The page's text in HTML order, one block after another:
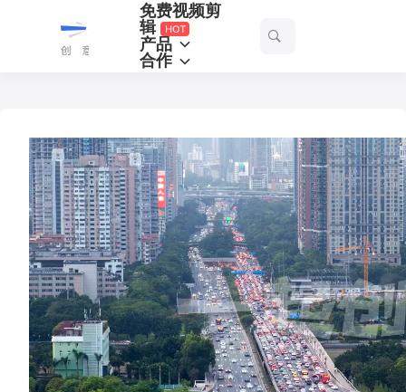
一
起
免费视频剪
辑
产品
合作